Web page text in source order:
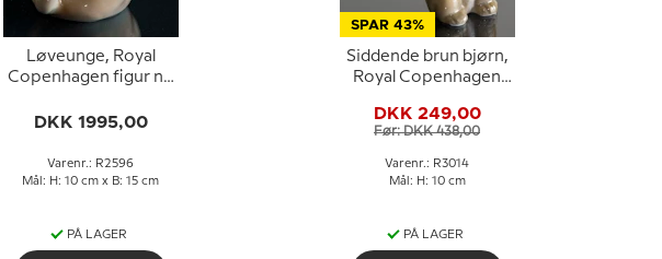
Løveunge, Royal
Copenhagen figur nr.
DKK 1995,00
Varenr.: R2596
Mål: H: 10 cm x B: 15 cm
PÅ LAGER
SPAR 43%
Siddende brun bjørn,
Royal Copenhagen
DKK 249,00
Før: DKK 438,00
Varenr.: R3014
Mål: H: 10 cm
PÅ LAGER